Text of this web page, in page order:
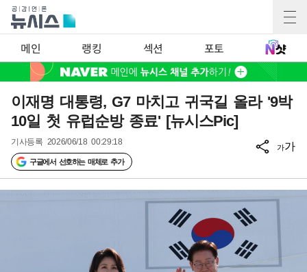
메인 랭킹 섹션 포토
이재명 대통령, G7 마치고 귀국길 올라 '9박
10일 첫 유럽순방 종료' [뉴시스Pic]
기사등록 2026/06/18 00:29:18
구글에서 선호하는 매체로 추가
가가